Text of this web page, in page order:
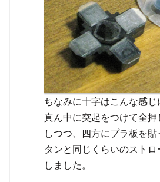
ちなみに十字はこんな感じ
真ん中に突起をつけて全
しつつ、四方にプラ板を
タンと同じくらいのスト
しました。